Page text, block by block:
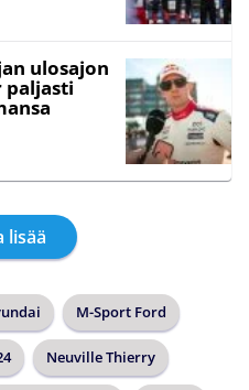
ulosajon
paljasti
lisää
M-Sport Ford
Neuville Thierry